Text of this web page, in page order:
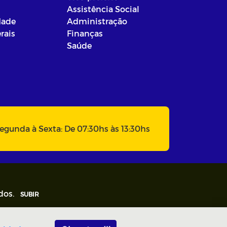
Assistência Social
Administração
Finanças
Saúde
à Sexta: De 07:30hs às 13:30hs
SUBIR